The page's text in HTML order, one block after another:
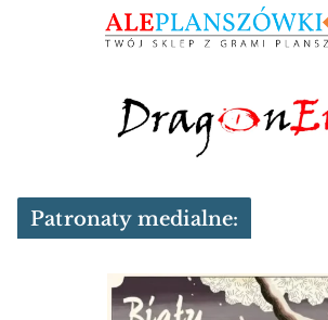
Patronaty medialne: